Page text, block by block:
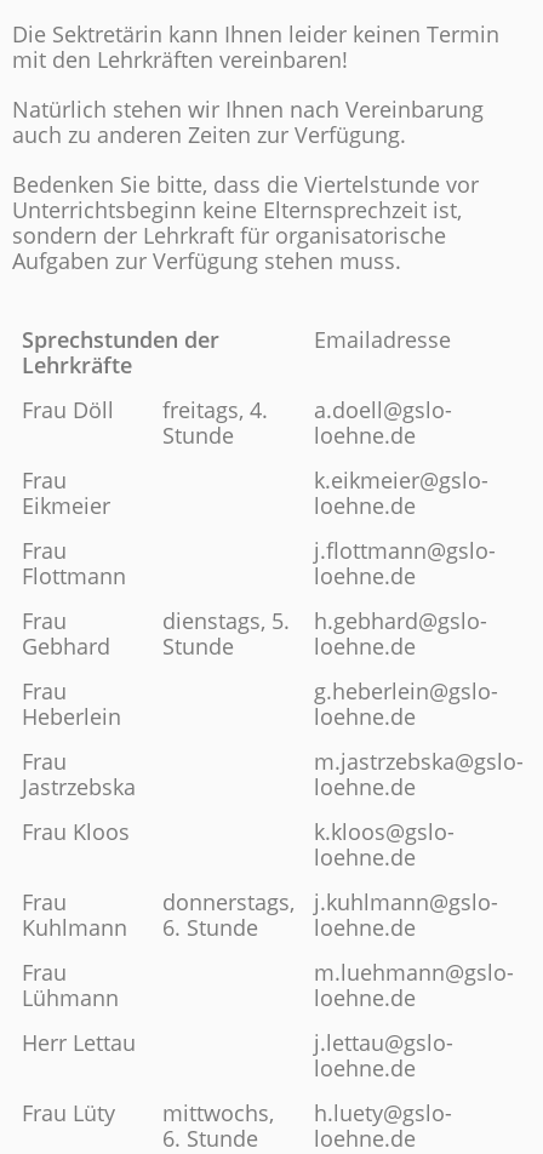
Die Sektretärin kann Ihnen leider keinen Termin
mit den Lehrkräften vereinbaren!
Natürlich stehen wir Ihnen nach Vereinbarung
auch zu anderen Zeiten zur Verfügung.
Bedenken Sie bitte, dass die Viertelstunde vor
Unterrichtsbeginn keine Elternsprechzeit ist,
sondern der Lehrkraft für organisatorische
Aufgaben zur Verfügung stehen muss.
Sprechstunden der
Lehrkräfte
Emailadresse
Frau Döll
freitags, 4.
Stunde
a.doell@gslo-
loehne.de
Frau
Eikmeier
k.eikmeier@gslo-
loehne.de
Frau
Flottmann
j.flottmann@gslo-
loehne.de
Frau
Gebhard
dienstags, 5.
Stunde
h.gebhard@gslo-
loehne.de
Frau
Heberlein
g.heberlein@gslo-
loehne.de
Frau
Jastrzebska
m.jastrzebska@gslo-
loehne.de
Frau Kloos
k.kloos@gslo-
loehne.de
Frau
Kuhlmann
donnerstags,
6. Stunde
j.kuhlmann@gslo-
loehne.de
Frau
Lühmann
m.luehmann@gslo-
loehne.de
Herr Lettau
j.lettau@gslo-
loehne.de
Frau Lüty
mittwochs,
6. Stunde
h.luety@gslo-
loehne.de